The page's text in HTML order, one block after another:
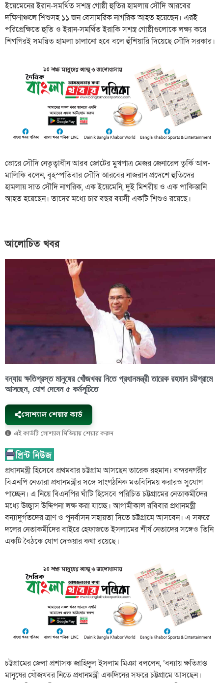
ইয়েমেনের ইরান-সমর্থিত সশস্ত্র গোষ্ঠী হুতির হামলায় সৌদি আরবের
দক্ষিণাঞ্চলে শিশুসহ ১১ জন বেসামরিক নাগরিক আহত হয়েছেন। এরই
পরিপ্রেক্ষিতে হুতি ও ইরান-সমর্থিত ইরাকি সশস্ত্র গোষ্ঠীগুলোকে লক্ষ্য করে
শিগগিরই সমন্বিত হামলা চালানো হবে বলে হুঁশিয়ারি দিয়েছে সৌদি সরকার।
ভোরে সৌদি নেতৃত্বাধীন আরব জোটের মুখপাত্র মেজর জেনারেল তুর্কি আল-
মালিকি বলেন, বৃহস্পতিবার সৌদি আরবের নাজরান প্রদেশে হুতিদের
হামলায় সাত সৌদি নাগরিক, এক ইয়েমেনি, দুই মিশরীয় ও এক পাকিস্তানি
আহত হয়েছেন। তাদের মধ্যে চার বছর বয়সী একটি শিশুও রয়েছে।
আলোচিত খবর
বন্যায় ক্ষতিগ্রস্ত মানুষের খোঁজখবর নিতে প্রধানমন্ত্রী তারেক রহমান চট্টগ্রামে
আসছেন, যোগ দেবেন ৫ কর্মসূচিতে
সোশ্যাল শেয়ার কার্ড
এই কার্ডটি সোশ্যাল মিডিয়ায় শেয়ার করুন
প্রধানমন্ত্রী হিসেবে প্রথমবার চট্টগ্রাম আসছেন তারেক রহমান। বন্দরনগরীর
বিএনপি নেতারা প্রধানমন্ত্রীর সঙ্গে সাংগঠনিক মতবিনিময় করারও সুযোগ
পাচ্ছেন। এ নিয়ে বিএনপির ঘাঁটি হিসেবে পরিচিত চট্টগ্রামের নেতাকর্মীদের
মধ্যে উচ্ছ্বাস উদ্দিপনা লক্ষ করা যাচ্ছে। আগামীকাল রবিবার প্রধানমন্ত্রী
বন্যাদুর্গতদের ত্রাণ ও পুনর্বাসন সহায়তা দিতে চট্টগ্রামে আসবেন। এ সফরে
দলের নেতাকর্মীদের বাইরে হেফাজতে ইসলামের শীর্ষ নেতাদের সঙ্গেও তিনি
একটি বৈঠকে যোগ দেওয়ার কথা রয়েছে।
চট্টগ্রামের জেলা প্রশাসক জাহিদুল ইসলাম মিঞা বললেন, ‘বন্যায় ক্ষতিগ্রস্ত
মানুষের খোঁজখবর নিতে প্রধানমন্ত্রী একদিনের সফরে চট্টগ্রামে আসছেন।